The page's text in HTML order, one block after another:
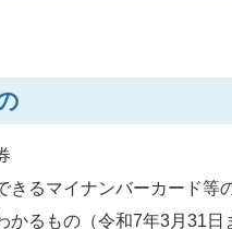
るマイナンバーカード等
かるもの（令和7年3月31日